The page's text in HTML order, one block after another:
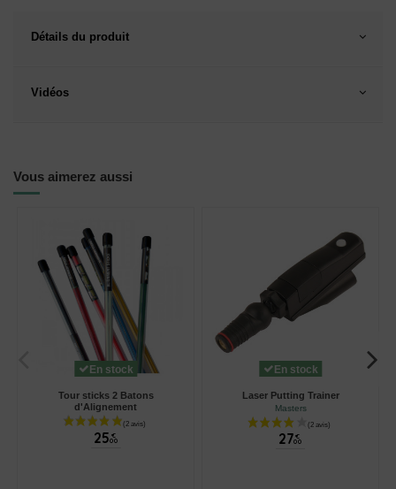
Détails du produit
Vidéos
Vous aimerez aussi
En stock
Tour sticks 2 Batons
d'Alignement
25 €
00
En stock
Laser Putting Trainer
Masters
27 €
00